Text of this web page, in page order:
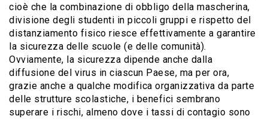
cioè che la combinazione di obbligo della mascherina,
divisione degli studenti in piccoli gruppi e rispetto del
distanziamento fisico riesce effettivamente a garantire
la sicurezza delle scuole (e delle comunità).
Ovviamente, la sicurezza dipende anche dalla
diffusione del virus in ciascun Paese, ma per ora,
grazie anche a qualche modifica organizzativa da parte
delle strutture scolastiche, i benefici sembrano
superare i rischi, almeno dove i tassi di contagio sono